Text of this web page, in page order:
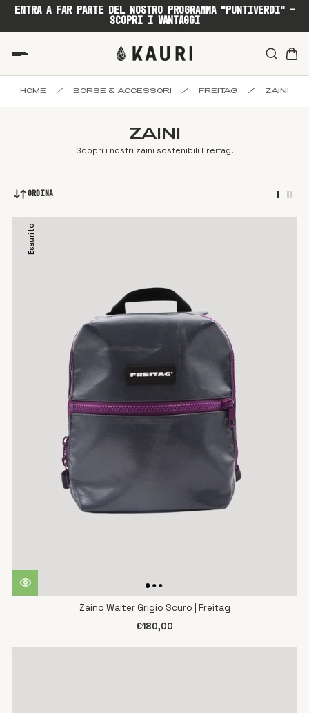
ENTRA A FAR PARTE DEL NOSTRO PROGRAMMA "PUNTIVERDI" -
SCOPRI I VANTAGGI
HOME / BORSE & ACCESSORI / FREITAG / ZAINI
ZAINI
Scopri i nostri zaini sostenibili Freitag.
Ordina
Esaurito
Zaino Walter Grigio Scuro | Freitag
€180,00